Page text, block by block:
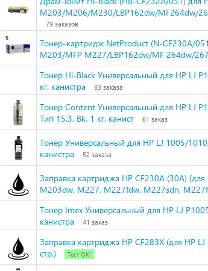
M203/M206/M230/LBP162dw/MF264dw/
79 заказов
Тонер-картридж NetProduct (N-CF230A/
M203/MFP M227/LBP162dw/MF 264dw/
Тонер Hi-Black Универсальный для HP LJ
кг, канистра
63 заказа
Тонер Content Универсальный для HP LJ
Тип 15.3, Bk, 1 кг, канист
61 заказ
Тонер Универсальный для НР LJ 1005/
канистра
52 заказа
Заправка картриджа HP CF230A (30A)
M203dw, M227, M227fdw, M227sdn,
Тонер Imex Универсальный для HP LJ
канистра
41 заказ
Заправка картриджа HP CF283X (для HP
стр.)
Тест ОК!